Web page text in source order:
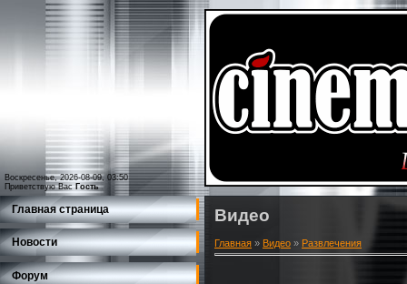
Воскресенье, 2026-08-09, 03:50
Приветствую Вас Гость
Главная страница
Новости
Форум
Видео
Главная » Видео » Развлечения